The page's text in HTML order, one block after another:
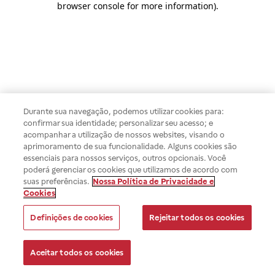
browser console for more information).
Durante sua navegação, podemos utilizar cookies para:
confirmar sua identidade; personalizar seu acesso; e
acompanhar a utilização de nossos websites, visando o
aprimoramento de sua funcionalidade. Alguns cookies são
essenciais para nossos serviços, outros opcionais. Você
poderá gerenciar os cookies que utilizamos de acordo com
suas preferências. Nossa Política de Privacidade e
Cookies
Definições de cookies Rejeitar todos os cookies
Aceitar todos os cookies